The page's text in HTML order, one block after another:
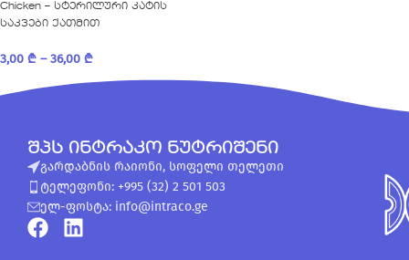
Chicken – სტერილური კატის
საკვები ქათმით
3,00 ₾ – 36,00 ₾
შპს ინტრაკო ნუტრიშენი
გარდაბნის რაიონი, სოფელი თელეთი
ტელეფონი: +995 (32) 2 501 503
ელ-ფოსტა: info@intraco.ge